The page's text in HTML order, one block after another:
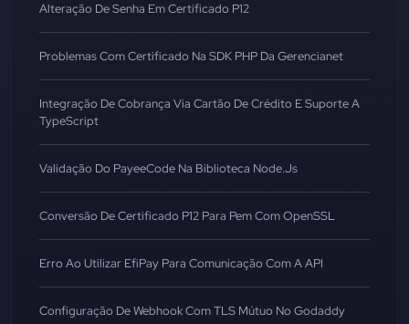
Alteração De Senha Em Certificado P12
Problemas Com Certificado Na SDK PHP Da Gerencianet
Integração De Cobrança Via Cartão De Crédito E Suporte A
TypeScript
Validação Do PayeeCode Na Biblioteca Node.js
Conversão De Certificado P12 Para Pem Com OpenSSL
Erro Ao Utilizar EfiPay Para Comunicação Com A API
Configuração De Webhook Com TLS Mútuo No Godaddy